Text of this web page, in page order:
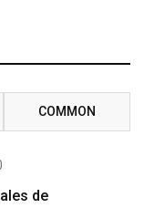
COMMON
de